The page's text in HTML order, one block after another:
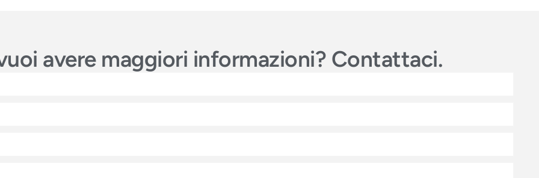
avere maggiori informazioni? Contattaci.